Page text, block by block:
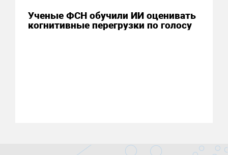
Ученые ФСН обучили ИИ оценивать
когнитивные перегрузки по голосу